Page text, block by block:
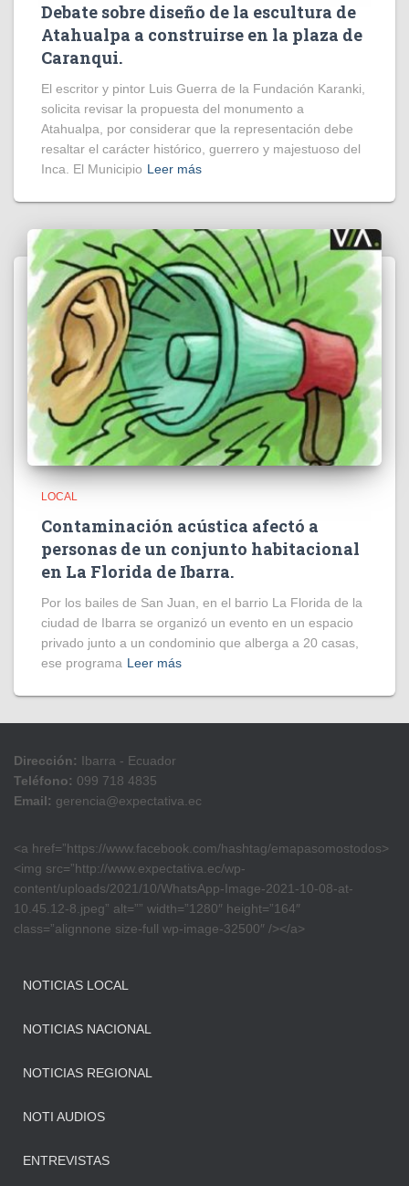
Debate sobre diseño de la escultura de
Atahualpa a construirse en la plaza de
Caranqui.
El escritor y pintor Luis Guerra de la Fundación Karanki,
solicita revisar la propuesta del monumento a
Atahualpa, por considerar que la representación debe
resaltar el carácter histórico, guerrero y majestuoso del
Inca. El Municipio Leer más
LOCAL
Contaminación acústica afectó a
personas de un conjunto habitacional
en La Florida de Ibarra.
Por los bailes de San Juan, en el barrio La Florida de la
ciudad de Ibarra se organizó un evento en un espacio
privado junto a un condominio que alberga a 20 casas,
ese programa Leer más
Dirección: Ibarra - Ecuador
Teléfono: 099 718 4835
Email: gerencia@expectativa.ec
<a href=”https://www.facebook.com/hashtag/emapasomostodos>
<img src=”http://www.expectativa.ec/wp-
content/uploads/2021/10/WhatsApp-Image-2021-10-08-at-
10.45.12-8.jpeg” alt=”” width=”1280″ height=”164″
class=”alignnone size-full wp-image-32500″ /></a>
NOTICIAS LOCAL
NOTICIAS NACIONAL
NOTICIAS REGIONAL
NOTI AUDIOS
ENTREVISTAS